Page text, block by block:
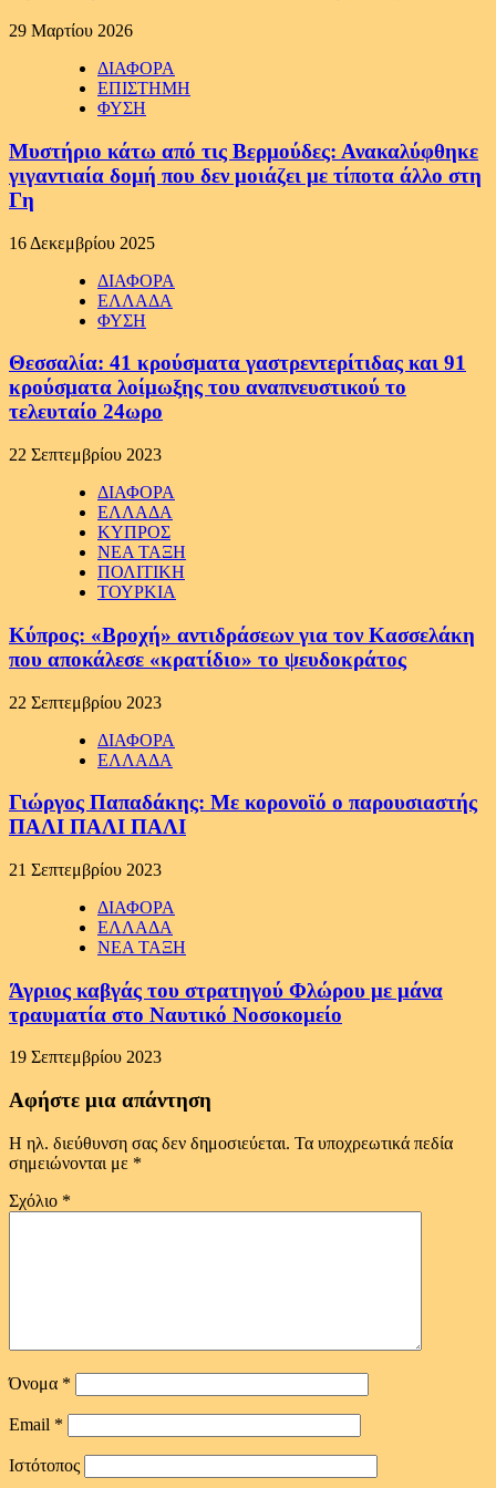
29 Μαρτίου 2026
ΔΙΑΦΟΡΑ
ΕΠΙΣΤΗΜΗ
ΦΥΣΗ
Μυστήριο κάτω από τις Βερμούδες: Ανακαλύφθηκε
γιγαντιαία δομή που δεν μοιάζει με τίποτα άλλο στη
Γη
16 Δεκεμβρίου 2025
ΔΙΑΦΟΡΑ
ΕΛΛΑΔΑ
ΦΥΣΗ
Θεσσαλία: 41 κρούσματα γαστρεντερίτιδας και 91
κρούσματα λοίμωξης του αναπνευστικού το
τελευταίο 24ωρο
22 Σεπτεμβρίου 2023
ΔΙΑΦΟΡΑ
ΕΛΛΑΔΑ
ΚΥΠΡΟΣ
ΝΕΑ ΤΑΞΗ
ΠΟΛΙΤΙΚΗ
ΤΟΥΡΚΙΑ
Κύπρος: «Βροχή» αντιδράσεων για τον Κασσελάκη
που αποκάλεσε «κρατίδιο» το ψευδοκράτος
22 Σεπτεμβρίου 2023
ΔΙΑΦΟΡΑ
ΕΛΛΑΔΑ
Γιώργος Παπαδάκης: Με κορονοϊό ο παρουσιαστής
ΠΑΛΙ ΠΑΛΙ ΠΑΛΙ
21 Σεπτεμβρίου 2023
ΔΙΑΦΟΡΑ
ΕΛΛΑΔΑ
ΝΕΑ ΤΑΞΗ
Άγριος καβγάς του στρατηγού Φλώρου με μάνα
τραυματία στο Ναυτικό Νοσοκομείο
19 Σεπτεμβρίου 2023
Αφήστε μια απάντηση
Η ηλ. διεύθυνση σας δεν δημοσιεύεται. Τα υποχρεωτικά πεδία
σημειώνονται με *
Σχόλιο *
Όνομα *
Email *
Ιστότοπος